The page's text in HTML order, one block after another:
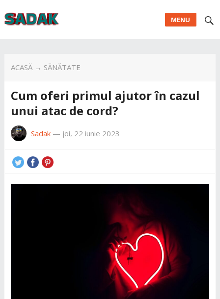
MENU
ACASĂ→ SĂNĂTATE
Cum oferi primul ajutor în cazul
unui atac de cord?
Sadak— joi, 22 iunie 2023